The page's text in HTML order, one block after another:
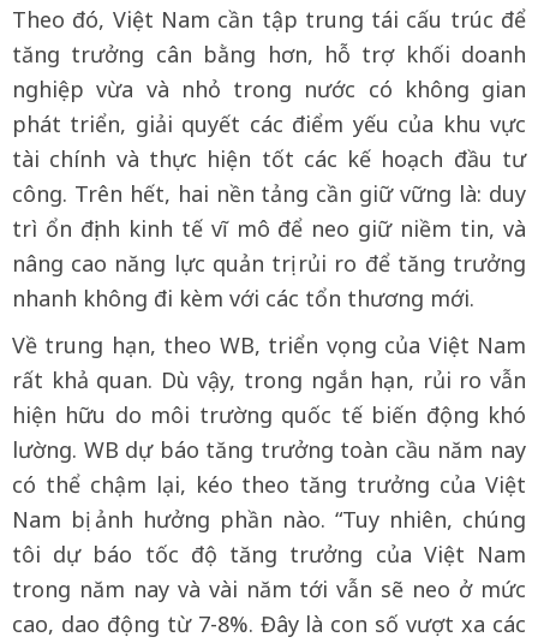
Theo đó, Việt Nam cần tập trung tái cấu trúc để
tăng trưởng cân bằng hơn, hỗ trợ khối doanh
nghiệp vừa và nhỏ trong nước có không gian
phát triển, giải quyết các điểm yếu của khu vực
tài chính và thực hiện tốt các kế hoạch đầu tư
công. Trên hết, hai nền tảng cần giữ vững là: duy
trì ổn định kinh tế vĩ mô để neo giữ niềm tin, và
nâng cao năng lực quản trị rủi ro để tăng trưởng
nhanh không đi kèm với các tổn thương mới.
Về trung hạn, theo WB, triển vọng của Việt Nam
rất khả quan. Dù vậy, trong ngắn hạn, rủi ro vẫn
hiện hữu do môi trường quốc tế biến động khó
lường. WB dự báo tăng trưởng toàn cầu năm nay
có thể chậm lại, kéo theo tăng trưởng của Việt
Nam bị ảnh hưởng phần nào. “Tuy nhiên, chúng
tôi dự báo tốc độ tăng trưởng của Việt Nam
trong năm nay và vài năm tới vẫn sẽ neo ở mức
cao, dao động từ 7-8%. Đây là con số vượt xa các